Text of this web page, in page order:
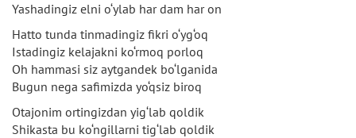
Yashadingiz elni o‘ylab har dam har on
Hatto tunda tinmadingiz fikri o‘yg‘oq
Istadingiz kelajakni ko‘rmoq porloq
Oh hammasi siz aytgandek bo‘lganida
Bugun nega safimizda yo‘qsiz biroq
Otajonim ortingizdan yig‘lab qoldik
Shikasta bu ko‘ngillarni tig‘lab qoldik